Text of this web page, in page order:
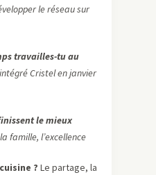
le réseau sur
travailles-tu au
Cristel en janvier
le mieux
famille, l’excellence
? Le partage, la